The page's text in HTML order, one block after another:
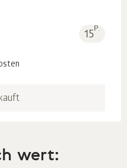
15P.
wert: